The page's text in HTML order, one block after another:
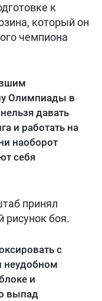
к
который он
чемпиона
Олимпиады в
давать
и работать на
наоборот
себя
принял
боя.
с
неудобном
и
выпад